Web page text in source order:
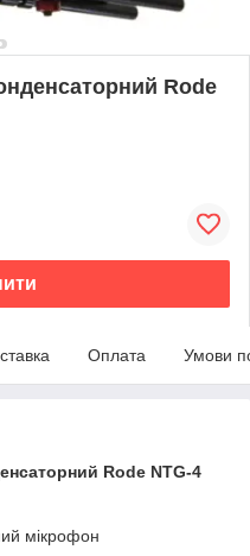
Rode
Оплата Умови
Rode NTG-4
мікрофон